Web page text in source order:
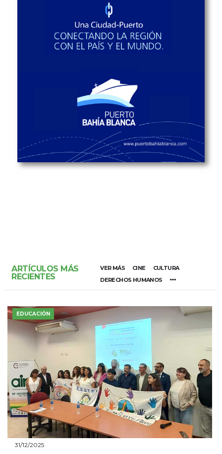
ARTÍCULOS MÁS
RECIENTES
VER MÁS CINE
CULTURA
DERECHOS HUMANOS
EDUCACIÓN
31/12/2025